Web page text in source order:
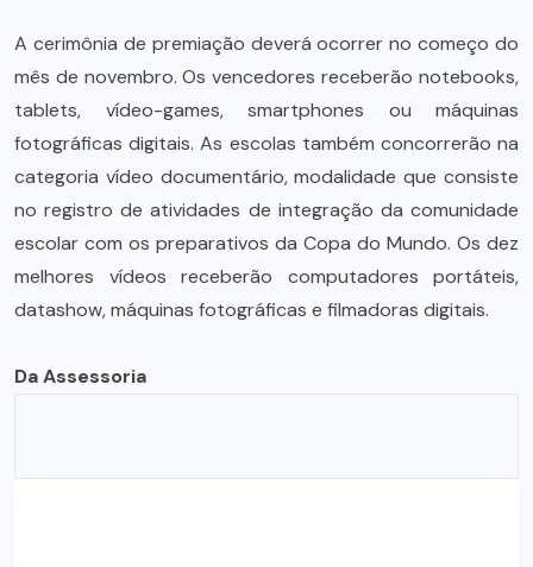
A cerimônia de premiação deverá ocorrer no começo do
mês de novembro. Os vencedores receberão notebooks,
tablets, vídeo-games, smartphones ou máquinas
fotográficas digitais. As escolas também concorrerão na
categoria vídeo documentário, modalidade que consiste
no registro de atividades de integração da comunidade
escolar com os preparativos da Copa do Mundo. Os dez
melhores vídeos receberão computadores portáteis,
datashow, máquinas fotográficas e filmadoras digitais.
Da Assessoria